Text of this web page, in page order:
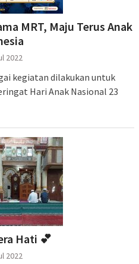
MRT, Maju Terus Anak
2022
kegiatan dilakukan untuk
Hari Anak Nasional 23
Hati 💕
2022